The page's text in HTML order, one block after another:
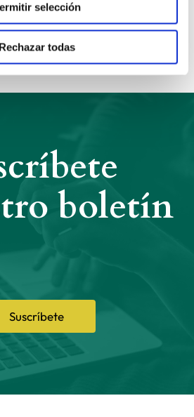
selección
Rechazar todas
Suscríbete
boletín